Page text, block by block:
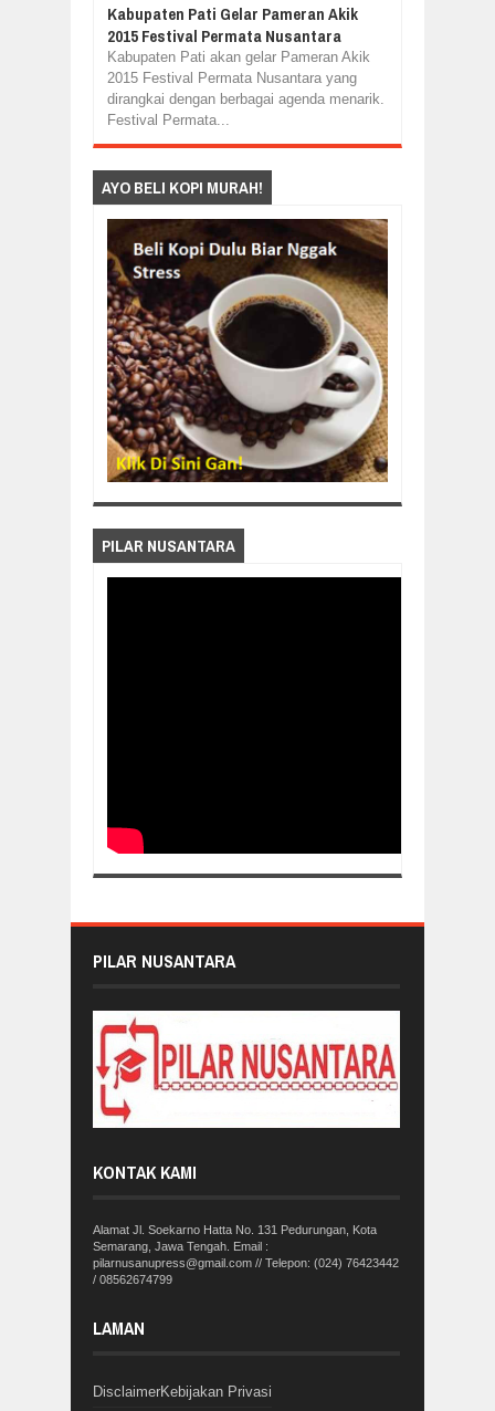
Kabupaten Pati Gelar Pameran Akik
2015 Festival Permata Nusantara
Kabupaten Pati akan gelar Pameran Akik
2015 Festival Permata Nusantara yang
dirangkai dengan berbagai agenda menarik.
Festival Permata...
AYO BELI KOPI MURAH!
PILAR NUSANTARA
PILAR NUSANTARA
KONTAK KAMI
Alamat Jl. Soekarno Hatta No. 131 Pedurungan, Kota
Semarang, Jawa Tengah. Email :
pilarnusanupress@gmail.com // Telepon: (024) 76423442
/ 08562674799
LAMAN
DisclaimerKebijakan Privasi